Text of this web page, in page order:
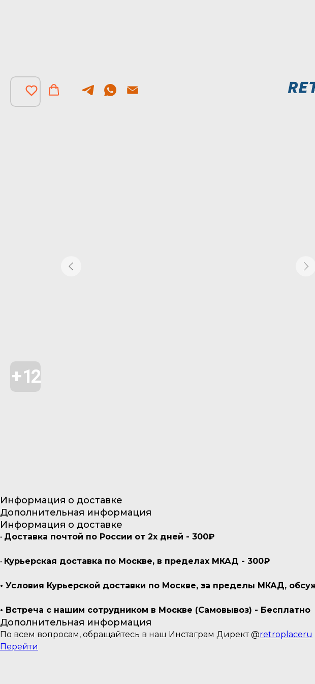
Информация о доставке
Дополнительная информация
Информация о доставке
• Доставка почтой по России от 2х дней - 300₽
• Курьерская доставка по Москве, в пределах МКАД - 300₽
• Условия Курьерской доставки по Москве, за пределы МКАД,
• Встреча с нашим сотрудником в Москве (Самовывоз) - Бесплатно
Дополнительная информация
По всем вопросам, обращайтесь в наш Инстаграм Директ @retroplaceru
Перейти